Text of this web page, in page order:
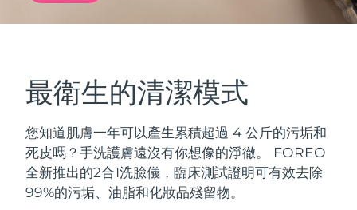
最衛生的清潔模式
您知道肌膚一年可以產生累積超過 4 公斤的污垢和
死皮嗎？手洗護膚遠沒有你想像的淨徹。 FOREO
全新推出的2合1洗臉儀，臨床測試證明可有效去除
99%的污垢、油脂和化妝品殘留物。
紅光療法
面部清潔
LUNA™ 4 套裝
Anti-aging massage
緊致提拉
BEAR™ 2 套裝
Microcurrent toning
奧地利 預計送達日期
比利時 預計送達日期8/9/26
百慕達 預計送達日期